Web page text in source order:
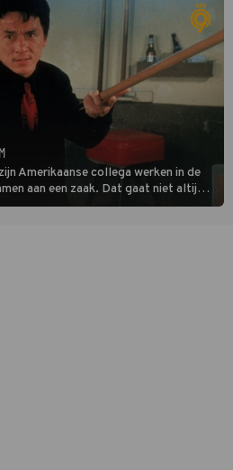
Amerikaanse collega werken in de
aan een zaak. Dat gaat niet altijd